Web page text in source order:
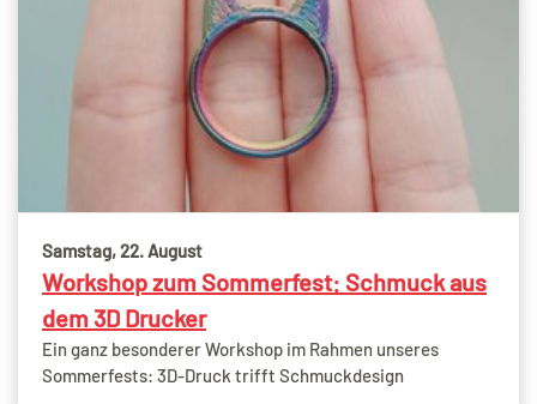
Samstag, 22. August
Workshop zum Sommerfest: Schmuck aus
dem 3D Drucker
Ein ganz besonderer Workshop im Rahmen unseres
Sommerfests: 3D-Druck trifft Schmuckdesign